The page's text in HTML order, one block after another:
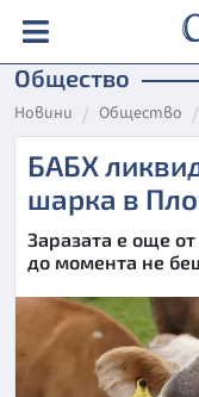
Общество
Новини Общество
БАБХ
шарка в
Заразата е още
до момента не